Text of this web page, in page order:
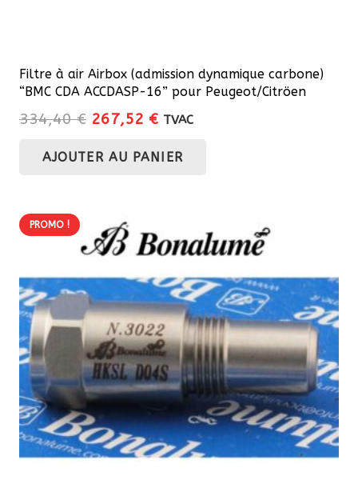
Filtre à air Airbox (admission dynamique carbone)
“BMC CDA ACCDASP-16” pour Peugeot/Citröen
334,40€ Le
initial
267,52 €Le
actuel
TVAC
AJOUTER AU PANIER
PROMO !